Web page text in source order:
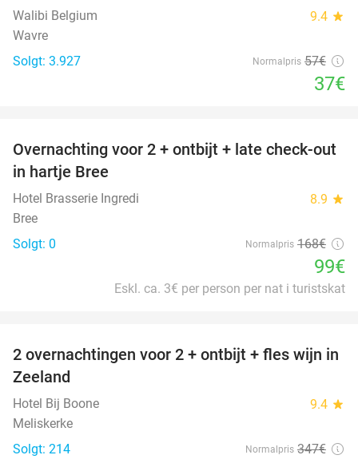
Walibi Belgium 9.4 star
Wavre
Solgt: 3.927
Normalpris 57€
37€
41%
DAG
Overnachting voor 2 + ontbijt + late check-out
in hartje Bree
Hotel Brasserie Ingredi 8.9 star
Bree
Solgt: 0
Normalpris 168€
99€
Eskl. ca. 3€ per person per nat i turistskat
55%
2 overnachtingen voor 2 + ontbijt + fles wijn in
Zeeland
Hotel Bij Boone 9.4 star
Meliskerke
Solgt: 214
Normalpris 347€